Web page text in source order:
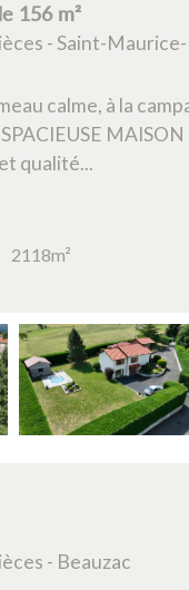
156 m²
- Saint-
calme, à la
qualité...
2118m²
- Beauzac